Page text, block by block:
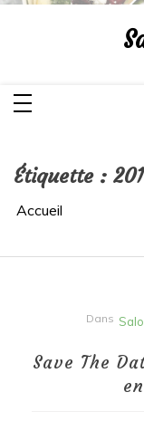
Aller
Étiquette :
Accueil
Dans
Save The